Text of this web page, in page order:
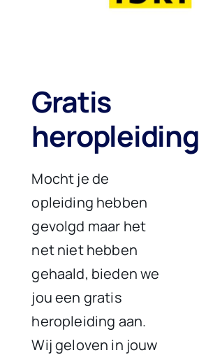
Gratis
heropleiding
Mocht je de
opleiding hebben
gevolgd maar het
net niet hebben
gehaald, bieden we
jou een gratis
heropleiding aan.
Wij geloven in jouw